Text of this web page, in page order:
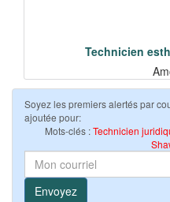
Technicien
Soyez les premiers alertés par
ajoutée pour:
Mots-clés :Technicien
Envoyez